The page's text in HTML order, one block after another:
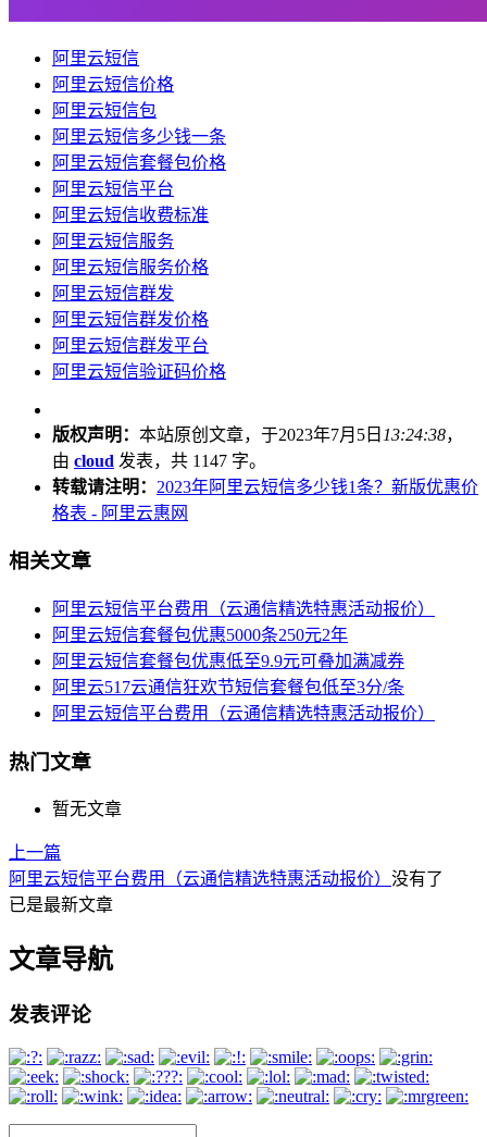
阿里云短信
阿里云短信价格
阿里云短信包
阿里云短信多少钱一条
阿里云短信套餐包价格
阿里云短信平台
阿里云短信收费标准
阿里云短信服务
阿里云短信服务价格
阿里云短信群发
阿里云短信群发价格
阿里云短信群发平台
阿里云短信验证码价格
版权声明： 本站原创文章，于2023年7月5日 13:24:38，
由 cloud 发表，共 1147 字。
转载请注明： 2023年阿里云短信多少钱1条？新版优惠价
格表 - 阿里云惠网
相关文章
阿里云短信平台费用（云通信精选特惠活动报价）
阿里云短信套餐包优惠5000条250元2年
阿里云短信套餐包优惠低至9.9元可叠加满减券
阿里云517云通信狂欢节短信套餐包低至3分/条
阿里云短信平台费用（云通信精选特惠活动报价）
热门文章
暂无文章
上一篇
阿里云短信平台费用（云通信精选特惠活动报价） 没有了
已是最新文章
文章导航
发表评论